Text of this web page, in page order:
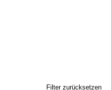
Filter zurücksetzen